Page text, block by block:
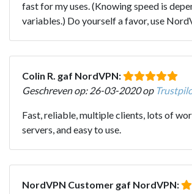
fast for my uses. (Knowing speed is
variables.) Do yourself a favor, use
Colin R. gaf NordVPN:
Geschreven op: 26-03-2020 op
Fast, reliable, multiple clients, lots of
servers, and easy to use.
NordVPN Customer gaf NordVPN: